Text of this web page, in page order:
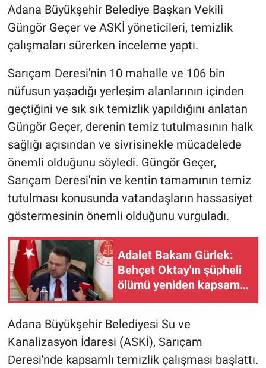
Adana Büyükşehir Belediye Başkan Vekili
Güngör Geçer ve ASKİ yöneticileri, temizlik
çalışmaları sürerken inceleme yaptı.
Sarıçam Deresi'nin 10 mahalle ve 106 bin
nüfusun yaşadığı yerleşim alanlarının içinden
geçtiğini ve sık sık temizlik yapıldığını anlatan
Güngör Geçer, derenin temiz tutulmasının halk
sağlığı açısından ve sivrisinekle mücadelede
önemli olduğunu söyledi. Güngör Geçer,
Sarıçam Deresi'nin ve kentin tamamının temiz
tutulması konusunda vatandaşların hassasiyet
göstermesinin önemli olduğunu vurguladı.
Adalet Bakanı Gürlek:
Behçet Oktay'ın şüpheli
ölümü yeniden kapsamlı
Adana Büyükşehir Belediyesi Su ve
Kanalizasyon İdaresi (ASKİ), Sarıçam
Deresi'nde kapsamlı temizlik çalışması başlattı.